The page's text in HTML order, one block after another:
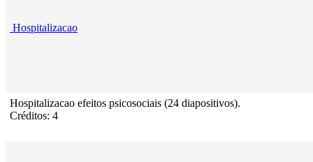
Hospitalizacao
Hospitalizacao efeitos psicosociais (24 diapositivos).
Créditos: 4